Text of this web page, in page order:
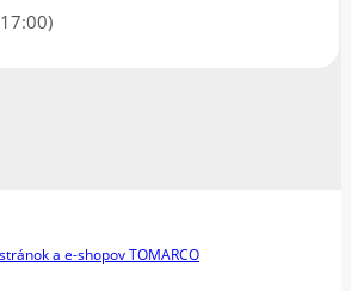
17:00)
a e-shopov TOMARCO